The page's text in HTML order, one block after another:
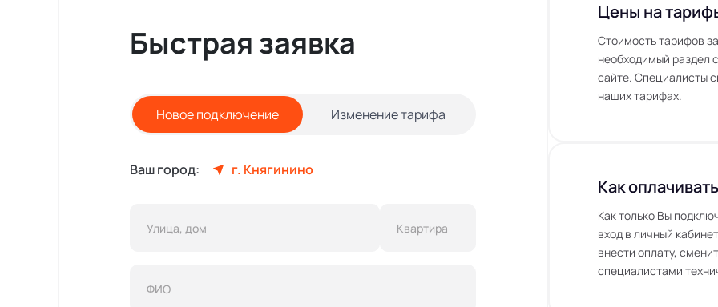
Быстрая заявка
Новое подключение Изменение тарифа
Ваш город: г. Княгинино
Цены на
Стоимость тарифов
необходимый раздел
сайте. Специалисты
наших тарифах.
Как
Как только Вы
вход в личный
внести оплату,
специалистами